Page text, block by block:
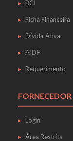
BCI
Ficha Financeira
Dívida Ativa
AIDF
Requerimento
FORNECEDOR
Login
Área Restrita